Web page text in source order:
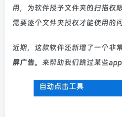
用，为软件授予文件夹的扫描权
需要逐个文件夹授权才能使用的
近期，这款软件还新增了一个非
屏广告。来帮助我们跳过某些